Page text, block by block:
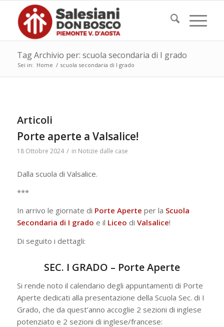
Tag Archivio per: scuola secondaria di I grado
Sei in: Home / scuola secondaria di I grado
Articoli
Porte aperte a Valsalice!
18 Ottobre 2024 / in Notizie dalle case
Dalla scuola di Valsalice.
***
In arrivo le giornate di Porte Aperte per la Scuola
Secondaria di I grado e il Liceo di Valsalice!
Di seguito i dettagli:
SEC. I GRADO – Porte Aperte
Si rende noto il calendario degli appuntamenti di Porte
Aperte dedicati alla presentazione della Scuola Sec. di I
Grado, che da quest’anno accoglie 2 sezioni di inglese
potenziato e 2 sezioni di inglese/francese: